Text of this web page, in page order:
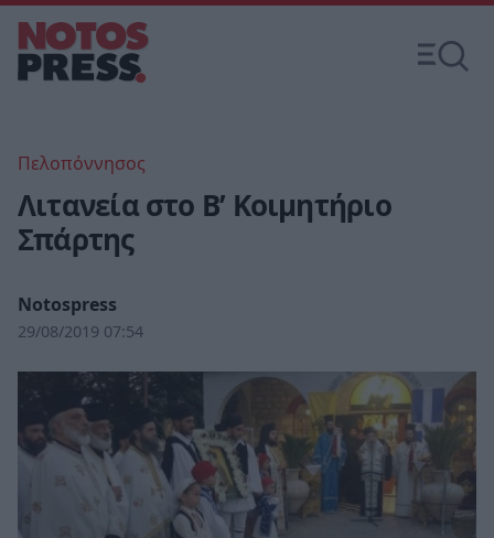
Πελοπόννησος
Λιτανεία στο Β’ Κοιμητήριο
Σπάρτης
Notospress
29/08/2019 07:54